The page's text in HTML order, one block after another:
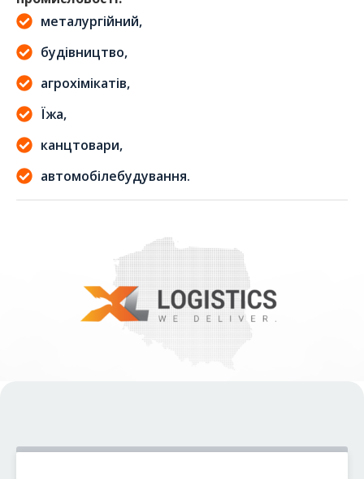
металургійний,
будівництво,
агрохімікатів,
Їжа,
канцтовари,
автомобілебудування.